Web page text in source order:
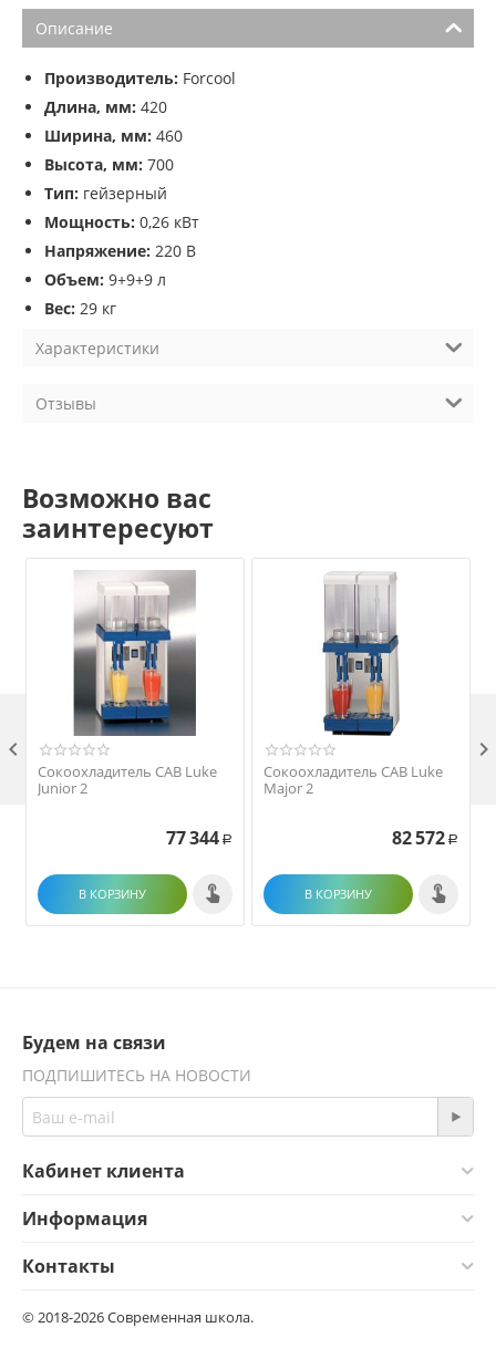
Описание
Производитель: Forcool
Длина, мм: 420
Ширина, мм: 460
Высота, мм: 700
Тип: гейзерный
Мощность: 0,26 кВт
Напряжение: 220 В
Объем: 9+9+9 л
Вес: 29 кг
Характеристики
Отзывы
Возможно вас
заинтересуют
Сокоохладитель CAB Luke
Junior 2
77 344 Р
В КОРЗИНУ
Сокоохладитель CAB Luke
Major 2
82 572 Р
В КОРЗИНУ
 
Будем на связи
ПОДПИШИТЕСЬ НА НОВОСТИ
Кабинет клиента
Информация
Контакты
© 2018-2026 Современная школа.